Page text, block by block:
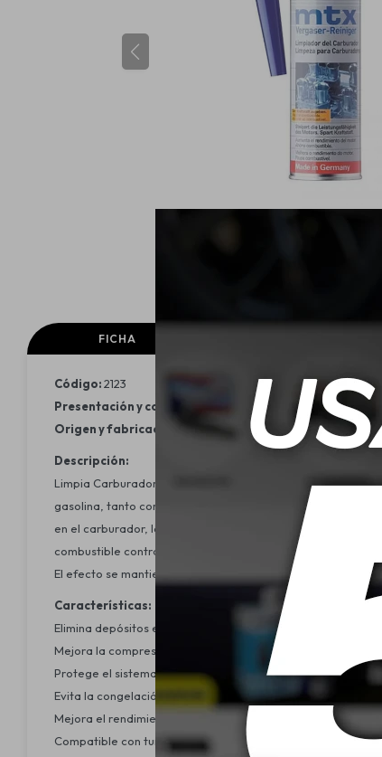
FICHA
Código:2123
Presentación y contenido:
Origen y fabricación:Alemania
Descripción:
Limpia Carburador Liqui Moly MTX Vergaser-Reiniger es
gasolina, tanto como medida preventiva como para
en el carburador, las válvulas, las bujías y la cámara de
combustible contra la corrosión y evita la congelación del
El efecto se mantiene durante hasta 2000 km, lo que
Características:
Elimina depósitos en el carburador, las válvulas y las bujías.
Mejora la compresión y reduce el consumo de combustible.
Protege el sistema de combustible contra la corrosión.
Evita la congelación del carburador.
Mejora el rendimiento del motor.
Compatible con turbocompresores y catalizadores.